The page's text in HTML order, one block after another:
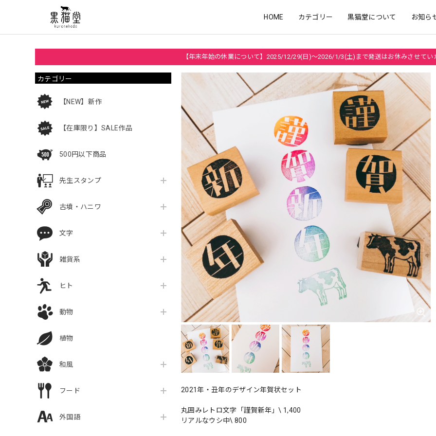
HOME カテゴリー 黒猫堂について お知ら
【年末年始の休業について】2025/12/29(日)～2026/1/3(土)まで発送はお休みさせてい
カテゴリー
【NEW】新作
【在庫限り】SALE作品
500円以下商品
先生スタンプ
古墳・ハニワ
文字
雑貨系
ヒト
動物
植物
和風
フード
外国語
2021年・丑年のデザイン年賀状セット
丸囲みレトロ文字「謹賀新年」\ 1,400
リアルなウシ中\ 800